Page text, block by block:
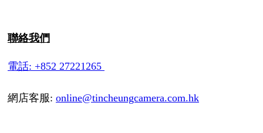
聯絡我們
電話: +852 27221265
網店客服: online@tincheungcamera.com.hk